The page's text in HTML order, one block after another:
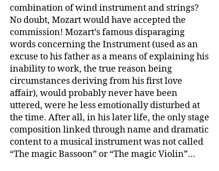
combination of wind instrument and strings?
No doubt, Mozart would have accepted the
commission! Mozart’s famous disparaging
words concerning the Instrument (used as an
excuse to his father as a means of explaining his
inability to work, the true reason being
circumstances deriving from his first love
affair), would probably never have been
uttered, were he less emotionally disturbed at
the time. After all, in his later life, the only stage
composition linked through name and dramatic
content to a musical instrument was not called
“The magic Bassoon” or “The magic Violin”…